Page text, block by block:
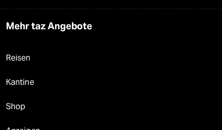
Mehr taz Angebote
Reisen
Kantine
Shop